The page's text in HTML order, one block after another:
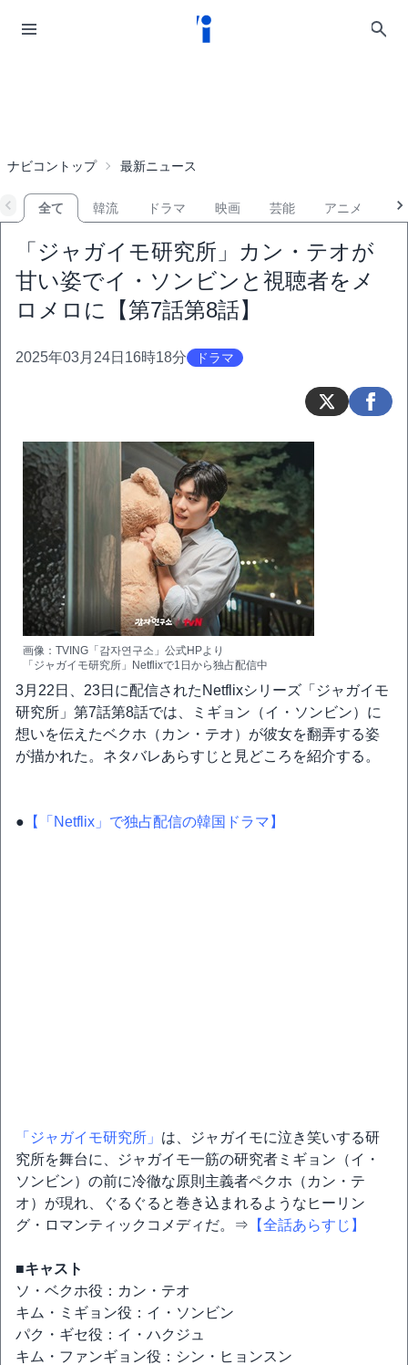
ナビコントップ 最新ニュース
全て 韓流 ドラマ 映画 芸能 アニメ
「ジャガイモ研究所」カン・テオが
甘い姿でイ・ソンビンと視聴者をメ
ロメロに【第7話第8話】
2025年03月24日16時18分 ドラマ
画像：TVING「감자연구소」公式HPより
「ジャガイモ研究所」Netflixで1日から独占配信中
3月22日、23日に配信されたNetflixシリーズ「ジャガイモ
研究所」第7話第8話では、ミギョン（イ・ソンビン）に
想いを伝えたベクホ（カン・テオ）が彼女を翻弄する姿
が描かれた。ネタバレあらすじと見どころを紹介する。
● 【「Netflix」で独占配信の韓国ドラマ】
「ジャガイモ研究所」 は、ジャガイモに泣き笑いする研
究所を舞台に、ジャガイモ一筋の研究者ミギョン（イ・
ソンビン）の前に冷徹な原則主義者ペクホ（カン・テ
オ）が現れ、ぐるぐると巻き込まれるようなヒーリン
グ・ロマンティックコメディだ。⇒ 【全話あらすじ】
■キャスト
ソ・ベクホ役：カン・テオ
キム・ミギョン役：イ・ソンビン
パク・ギセ役：イ・ハクジュ
キム・ファンギョン役：シン・ヒョンスン